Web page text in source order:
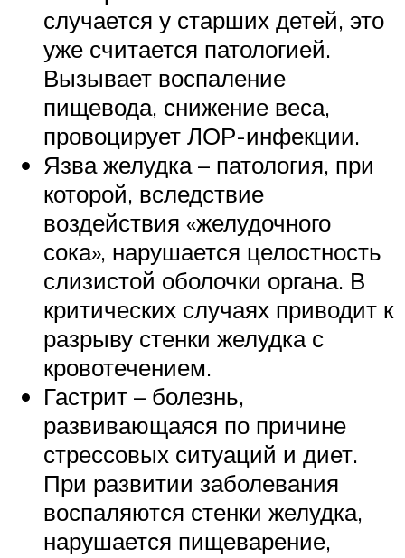
случается у старших детей, это
уже считается патологией.
Вызывает воспаление
пищевода, снижение веса,
провоцирует ЛОР-инфекции.
Язва желудка – патология, при
которой, вследствие
воздействия «желудочного
сока», нарушается целостность
слизистой оболочки органа. В
критических случаях приводит к
разрыву стенки желудка с
кровотечением.
Гастрит – болезнь,
развивающаяся по причине
стрессовых ситуаций и диет.
При развитии заболевания
воспаляются стенки желудка,
нарушается пищеварение,